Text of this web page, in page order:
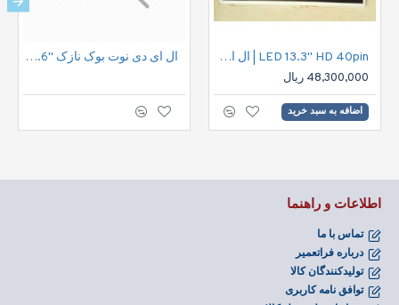
LED 13.3" HD 40pin | ال ای دی نوت بوک اچ دی 40پین
48,300,000 ریال
اضافه به سبد خرید
ال ای دی نوت بوک نازک "15.6 30پین فول اچ دی | LED FHD 30pin 15.6" IPS Notbook
اطلاعات و راهنما
تماس با ما
درباره فراتعمیر
تولیدکنندگان کالا
توافق نامه کاربری